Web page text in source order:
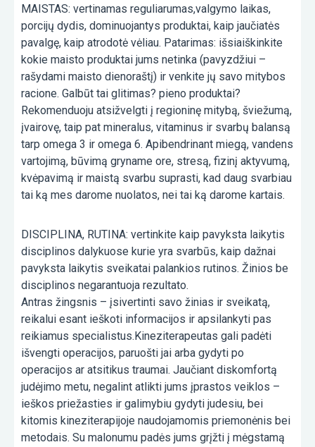
MAISTAS: vertinamas reguliarumas,valgymo laikas,
porcijų dydis, dominuojantys produktai, kaip jaučiatės
pavalgę, kaip atrodotė vėliau. Patarimas: išsiaiškinkite
kokie maisto produktai jums netinka (pavyzdžiui –
rašydami maisto dienoraštį) ir venkite jų savo mitybos
racione. Galbūt tai glitimas? pieno produktai?
Rekomenduoju atsižvelgti į regioninę mitybą, šviežumą,
įvairovę, taip pat mineralus, vitaminus ir svarbų balansą
tarp omega 3 ir omega 6. Apibendrinant miegą, vandens
vartojimą, būvimą gryname ore, stresą, fizinį aktyvumą,
kvėpavimą ir maistą svarbu suprasti, kad daug svarbiau
tai ką mes darome nuolatos, nei tai ką darome kartais.
DISCIPLINA, RUTINA: vertinkite kaip pavyksta laikytis
disciplinos dalykuose kurie yra svarbūs, kaip dažnai
pavyksta laikytis sveikatai palankios rutinos. Žinios be
disciplinos negarantuoja rezultato.
Antras žingsnis – įsivertinti savo žinias ir sveikatą,
reikalui esant ieškoti informacijos ir apsilankyti pas
reikiamus specialistus.Kineziterapeutas gali padėti
išvengti operacijos, paruošti jai arba gydyti po
operacijos ar atsitikus traumai. Jaučiant diskomfortą
judėjimo metu, negalint atlikti jums įprastos veiklos –
ieškos priežasties ir galimybiu gydyti judesiu, bei
kitomis kineziterapijoje naudojamomis priemonėnis bei
metodais. Su malonumu padės jums grįžti į mėgstamą